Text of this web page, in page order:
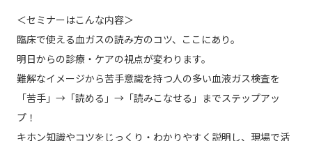
＜セミナーはこんな内容＞
臨床で使える血ガスの読み方のコツ、ここにあり。
明日からの診療・ケアの視点が変わります。
難解なイメージから苦手意識を持つ人の多い血液ガス検査を
「苦手」→「読める」→「読みこなせる」までステップアッ
プ！
キホン知識やコツをじっくり・わかりやすく説明し、現場で活